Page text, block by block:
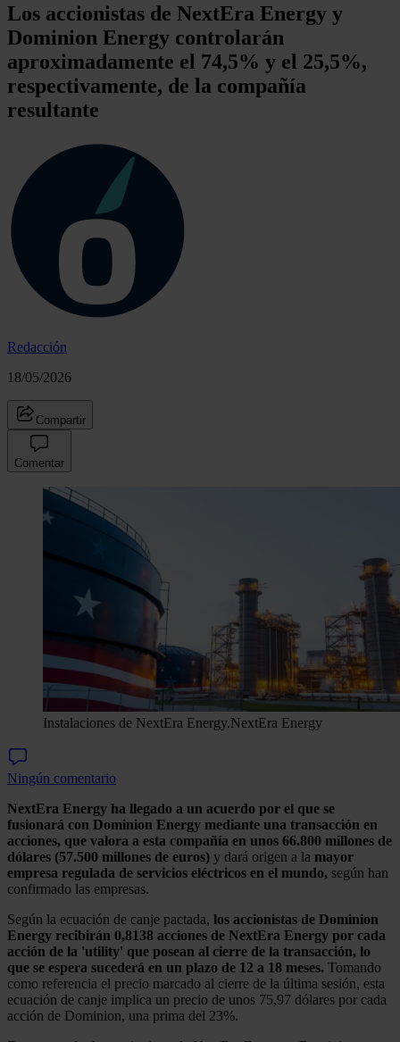
Los accionistas de NextEra Energy y
Dominion Energy controlarán
aproximadamente el 74,5% y el 25,5%,
respectivamente, de la compañía
resultante
Redacción
18/05/2026
Compartir
Comentar
Instalaciones de NextEra Energy.NextEra Energy
Ningún comentario
NextEra Energy ha llegado a un acuerdo por el que se
fusionará con Dominion Energy mediante una transacción en
acciones, que valora a esta compañía en unos 66.800 millones de
dólares (57.500 millones de euros) y dará origen a la mayor
empresa regulada de servicios eléctricos en el mundo, según han
confirmado las empresas.
Según la ecuación de canje pactada, los accionistas de Dominion
Energy recibirán 0,8138 acciones de NextEra Energy por cada
acción de la 'utility' que posean al cierre de la transacción, lo
que se espera sucederá en un plazo de 12 a 18 meses. Tomando
como referencia el precio marcado al cierre de la última sesión, esta
ecuación de canje implica un precio de unos 75,97 dólares por cada
acción de Dominion, una prima del 23%.